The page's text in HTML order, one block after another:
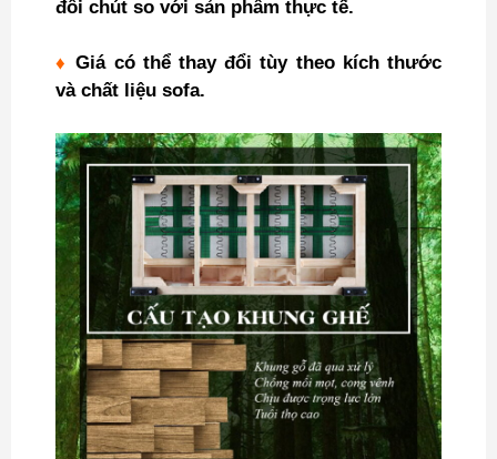
đôi chút so với sản phẩm thực tế.
♦ Giá có thể thay đổi tùy theo kích thước
và chất liệu sofa.